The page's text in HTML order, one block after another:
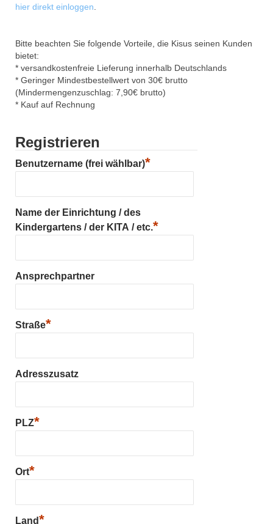
hier direkt einloggen
Bitte beachten Sie folgende Vorteile, die Kisus seinen Kunden
bietet:
* versandkostenfreie Lieferung innerhalb Deutschlands
* Geringer Mindestbestellwert von 30€ brutto
(Mindermengenzuschlag: 7,90€ brutto)
* Kauf auf Rechnung
Registrieren
Benutzername (frei wählbar)*
Name der Einrichtung / des
Kindergartens / der KITA / etc.*
Ansprechpartner
Straße*
Adresszusatz
PLZ*
Ort*
Land*